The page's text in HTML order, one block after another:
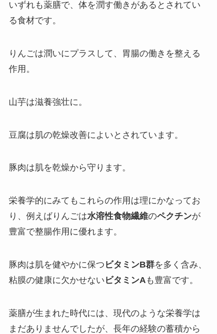
いずれも薬膳で、体を潤す働きがあるとされてい
る食材です。
りんごは潤いにプラスして、胃腸の働きを整える
作用。
山芋は滋養強壮に。
豆腐は肌の乾燥改善によいとされています。
豚肉は肌を乾燥から守ります。
栄養学的にみてもこれらの作用は理にかなってお
り、例えばりんごは水溶性食物繊維のペクチンが
豊富で整腸作用に優れます。
豚肉は肌を健やかに保つ ビタミンB群を多く含み、
粘膜の健康に欠かせない ビタミンA も豊富です。
薬膳が生まれた時代には、現代のような栄養学は
まだありませんでしたが、長年の経験の蓄積から